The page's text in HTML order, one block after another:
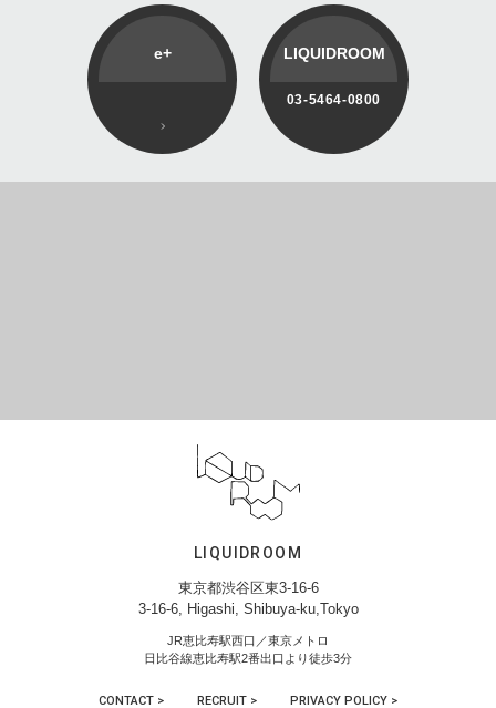
e+ LIQUIDROOM
03-5464-0800
LIQUIDROOM
東京都渋谷区東3-16-6
3-16-6, Higashi, Shibuya-ku,Tokyo
JR恵比寿駅西口／東京メトロ
日比谷線恵比寿駅2番出口より徒歩3分
CONTACT > RECRUIT > PRIVACY POLICY >